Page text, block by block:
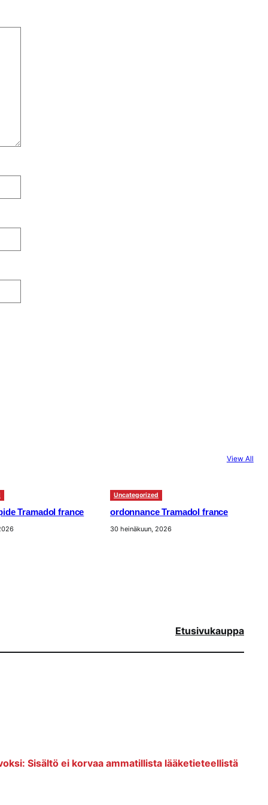
View All
Tramadol france
Uncategorized
ordonnance Tramadol france
30 heinäkuun, 2026
Etusivukauppa
Sisältö ei korvaa ammatillista lääketieteellistä